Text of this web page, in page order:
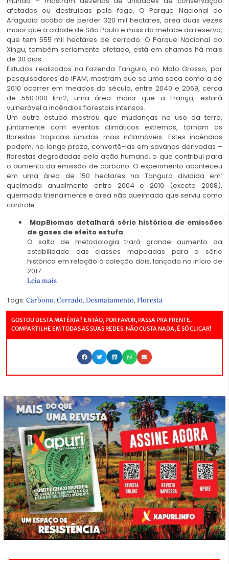
afetadas ou destruídas pelo fogo. O Parque Nacional do
Araguaia acaba de perder 320 mil hectares, área duas vezes
maior que a cidade de São Paulo e mais da metade da reserva,
que tem 555 mil hectares de cerrado. O Parque Nacional do
Xingu, também seriamente afetado, está em chamas há mais
de 30 dias.
Estudos realizados na Fazenda Tanguro, no Mato Grosso, por
pesquisadores do IPAM, mostram que se uma seca como a de
2010 ocorrer em meados do século, entre 2040 e 2069, cerca
de 550.000 km2, uma área maior que a França, estará
vulnerável a incêndios florestais intensos.
Um outro estudo mostrou que mudanças no uso da terra,
juntamente com eventos climáticos extremos, tornam as
florestas tropicais úmidas mais inflamáveis. Estes incêndios
podem, no longo prazo, convertê-las em savanas derivadas –
florestas degradadas pela ação humana, o que contribui para
o aumento da emissão de carbono. O experimento aconteceu
em uma área de 150 hectares na Tanguro dividida em:
queimada anualmente entre 2004 e 2010 (exceto 2008),
queimada trienalmente e área não queimada que serviu como
controle.
MapBiomas detalhará série histórica de emissões
de gases de efeito estufa
O salto de metodologia trará grande aumento da
estabilidade das classes mapeadas para a série
histórica em relação à coleção dois, lançada no início de
2017.
Leia mais
Tags: Carbono, Cerrado, Desmatamento, Floresta
GOSTOU DESTA MATÉRIA? ENTÃO, POR FAVOR, PASSA PRA FRENTE.
COMPARTILHE EM TODAS AS SUAS REDES. NÃO CUSTA NADA, É SÓ CLICAR!